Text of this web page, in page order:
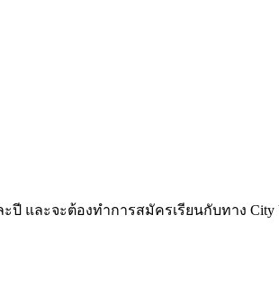
ะต้องทำการสมัครเรียนกับทาง City